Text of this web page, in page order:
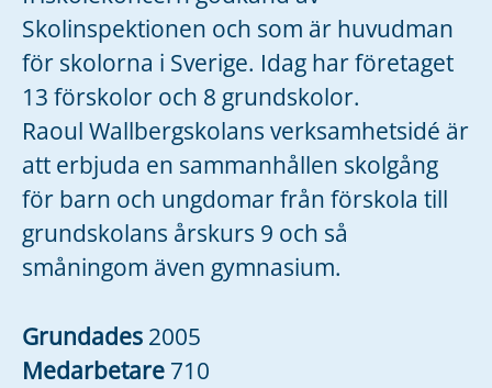
Skolinspektionen och som är huvudman
för skolorna i Sverige. Idag har företaget
13 förskolor och 8 grundskolor.
Raoul Wallbergskolans verksamhetsidé är
att erbjuda en sammanhållen skolgång
för barn och ungdomar från förskola till
grundskolans årskurs 9 och så
småningom även gymnasium.
Grundades 2005
Medarbetare 710